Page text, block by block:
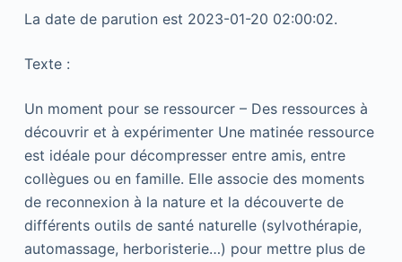
La date de parution est 2023-01-20 02:00:02.
Texte :
Un moment pour se ressourcer – Des ressources à
découvrir et à expérimenter Une matinée ressource
est idéale pour décompresser entre amis, entre
collègues ou en famille. Elle associe des moments
de reconnexion à la nature et la découverte de
différents outils de santé naturelle (sylvothérapie,
automassage, herboristerie…) pour mettre plus de